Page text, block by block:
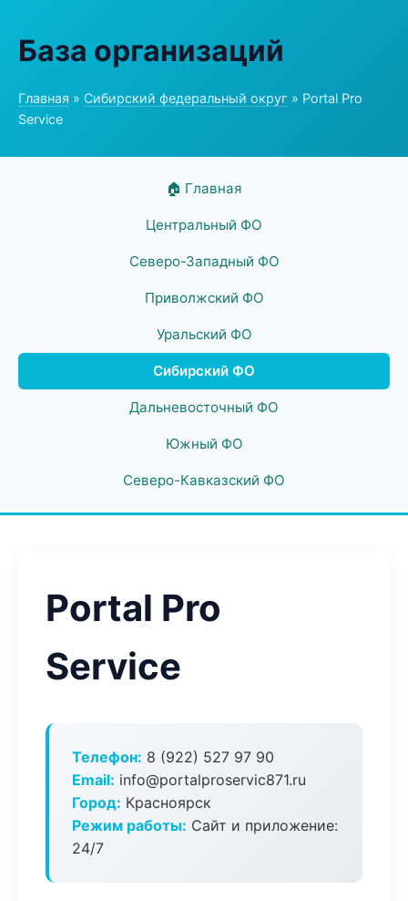
База организаций
Главная » Сибирский федеральный округ » Portal Pro
Service
🏠 Главная
Центральный ФО
Северо-Западный ФО
Приволжский ФО
Уральский ФО
Сибирский ФО
Дальневосточный ФО
Южный ФО
Северо-Кавказский ФО
Portal Pro
Service
Телефон: 8 (922) 527 97 90
Email: info@portalproservic871.ru
Город: Красноярск
Режим работы: Сайт и приложение:
24/7